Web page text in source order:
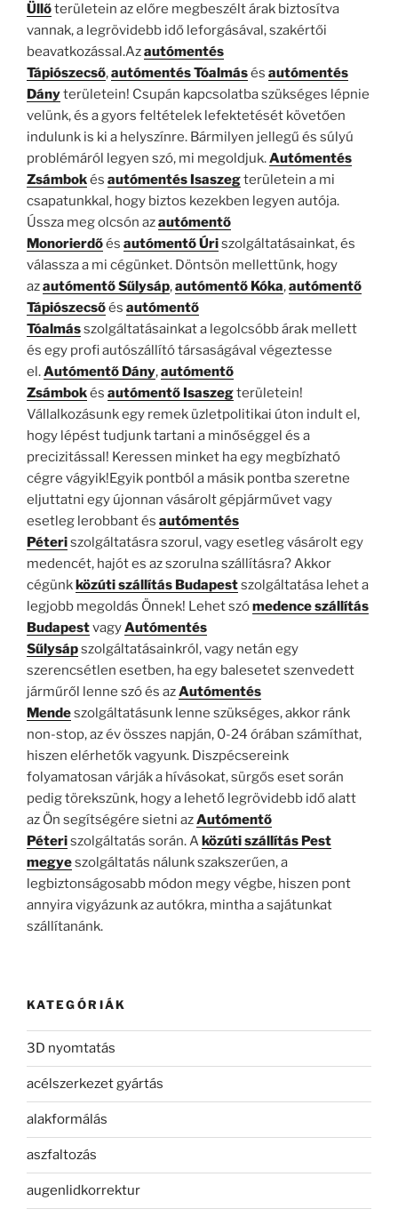
Üllőterületein az előre megbeszélt árak biztosítva
vannak, a legrövidebb idő leforgásával, szakértői
beavatkozással.Azautómentés
Tápiószecső,autómentés Tóalmásés autómentés
Dányterületein! Csupán kapcsolatba szükséges lépnie
velünk, és a gyors feltételek lefektetését követően
indulunk is ki a helyszínre. Bármilyen jellegű és súlyú
problémáról legyen szó, mi megoldjuk.Autómentés
Zsámbokés autómentés Isaszegterületein a mi
csapatunkkal, hogy biztos kezekben legyen autója.
Ússza meg olcsón azautómentő
Monorierdőés autómentő Úriszolgáltatásainkat, és
válassza a mi cégünket. Döntsön mellettünk, hogy
azautómentő Sűlysáp,autómentő Kóka,autómentő
Tápiószecsőés autómentő
Tóalmásszolgáltatásainkat a legolcsóbb árak mellett
és egy profi autószállító társaságával végeztesse
el.Autómentő Dány,autómentő
Zsámbokés autómentő Isaszegterületein!
Vállalkozásunk egy remek üzletpolitikai úton indult el,
hogy lépést tudjunk tartani a minőséggel és a
precizitással! Keressen minket ha egy megbízható
cégre vágyik!Egyik pontból a másik pontba szeretne
eljuttatni egy újonnan vásárolt gépjárművet vagy
esetleg lerobbant és autómentés
Péteriszolgáltatásra szorul, vagy esetleg vásárolt egy
medencét, hajót es az szorulna szállításra? Akkor
cégünkközúti szállítás Budapestszolgáltatása lehet a
legjobb megoldás Önnek! Lehet szómedence szállítás
BudapestvagyAutómentés
Sűlysápszolgáltatásainkról, vagy netán egy
szerencsétlen esetben, ha egy balesetet szenvedett
járműről lenne szó és azAutómentés
Mendeszolgáltatásunk lenne szükséges, akkor ránk
non-stop, az év összes napján, 0-24 órában számíthat,
hiszen elérhetők vagyunk. Diszpécsereink
folyamatosan várják a hívásokat, sürgős eset során
pedig törekszünk, hogy a lehető legrövidebb idő alatt
az Ön segítségére sietni azAutómentő
Péteriszolgáltatás során. Aközúti szállítás Pest
megyeszolgáltatás nálunk szakszerűen, a
legbiztonságosabb módon megy végbe, hiszen pont
annyira vigyázunk az autókra, mintha a sajátunkat
szállítanánk.
KATEGÓRIÁK
3D nyomtatás
acélszerkezet gyártás
alakformálás
aszfaltozás
augenlidkorrektur